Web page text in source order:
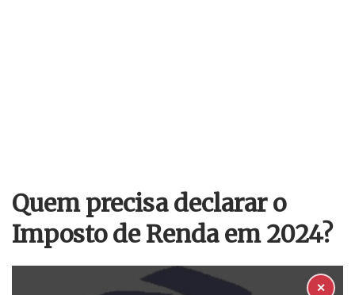
Quem precisa declarar o
Imposto de Renda em 2024?
✕